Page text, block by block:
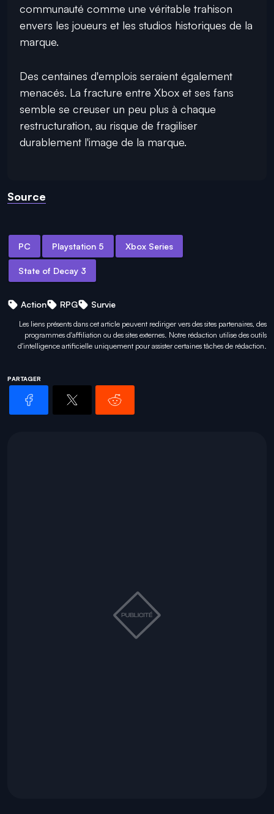
communauté comme une véritable trahison
envers les joueurs et les studios historiques de la
marque.
Des centaines d'emplois seraient également
menacés. La fracture entre Xbox et ses fans
semble se creuser un peu plus à chaque
restructuration, au risque de fragiliser
durablement l'image de la marque.
Source
PC Playstation 5 Xbox Series
State of Decay 3
Action RPG Survie
Les liens présents dans cet article peuvent rediriger vers des sites partenaires, des
programmes d'affiliation ou des sites externes. Notre rédaction utilise des outils
d'intelligence artificielle uniquement pourassister certaines tâches de rédaction.
PARTAGER